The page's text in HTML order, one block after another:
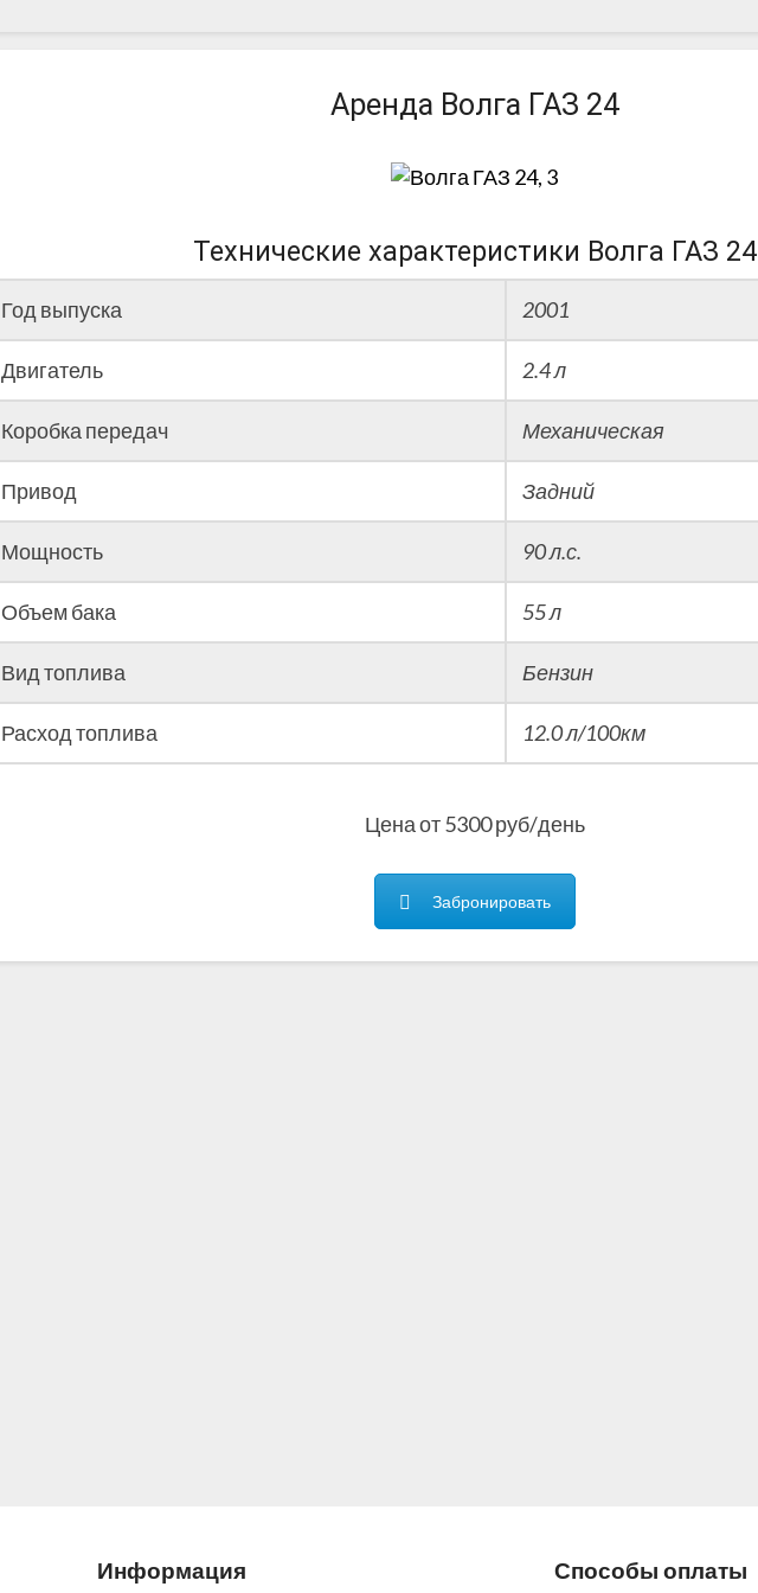
ГАЗ
Аренда Волга ГАЗ 24
Технические характеристики Волга ГАЗ 24
Год выпуска 2001
Двигатель 2.4 л
Коробка передач Механическая
Привод Задний
Мощность 90 л.с.
Объем бака 55 л
Вид топлива Бензин
Расход топлива 12.0 л/100км
Цена от 5300 руб/день
Забронировать
Способы оплаты
Информация